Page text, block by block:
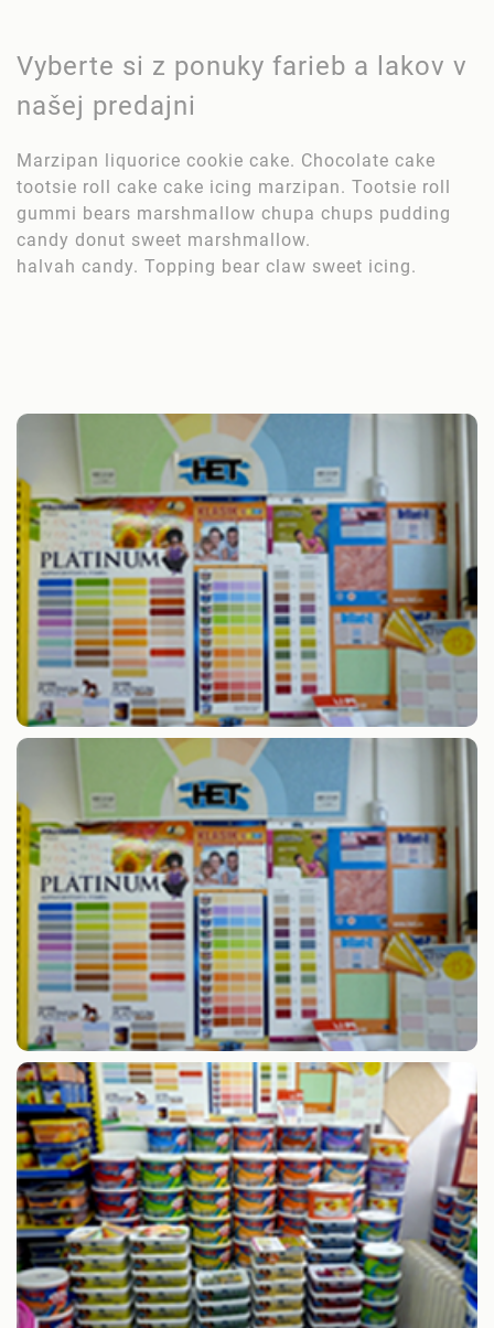
Vyberte si z ponuky farieb a lakov v
našej predajni
Marzipan liquorice cookie cake. Chocolate cake
tootsie roll cake cake icing marzipan. Tootsie roll
gummi bears marshmallow chupa chups pudding
candy donut sweet marshmallow.
halvah candy. Topping bear claw sweet icing.